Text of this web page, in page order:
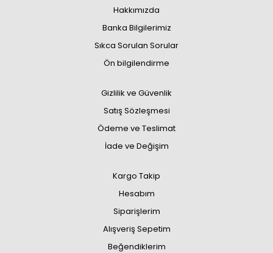
Hakkımızda
Banka Bilgilerimiz
Sıkca Sorulan Sorular
Ön bilgilendirme
Gizlilik ve Güvenlik
Satış Sözleşmesi
Ödeme ve Teslimat
İade ve Değişim
Kargo Takip
Hesabım
Siparişlerim
Alışveriş Sepetim
Beğendiklerim